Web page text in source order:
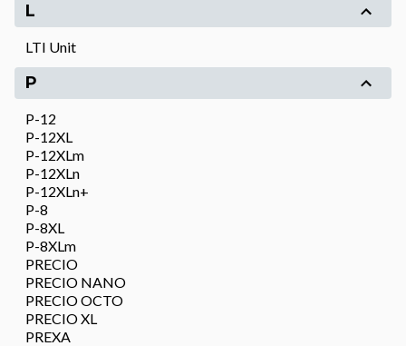
L
LTI Unit
P
P-12
P-12XL
P-12XLm
P-12XLn
P-12XLn+
P-8
P-8XL
P-8XLm
PRECIO
PRECIO NANO
PRECIO OCTO
PRECIO XL
PREXA